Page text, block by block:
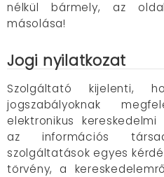
nélkül bármely, az
másolása!
Jogi nyilatkozat
Szolgáltató kijelenti,
jogszabályoknak
elektronikus
az információs
szolgáltatások egyes
törvény, a